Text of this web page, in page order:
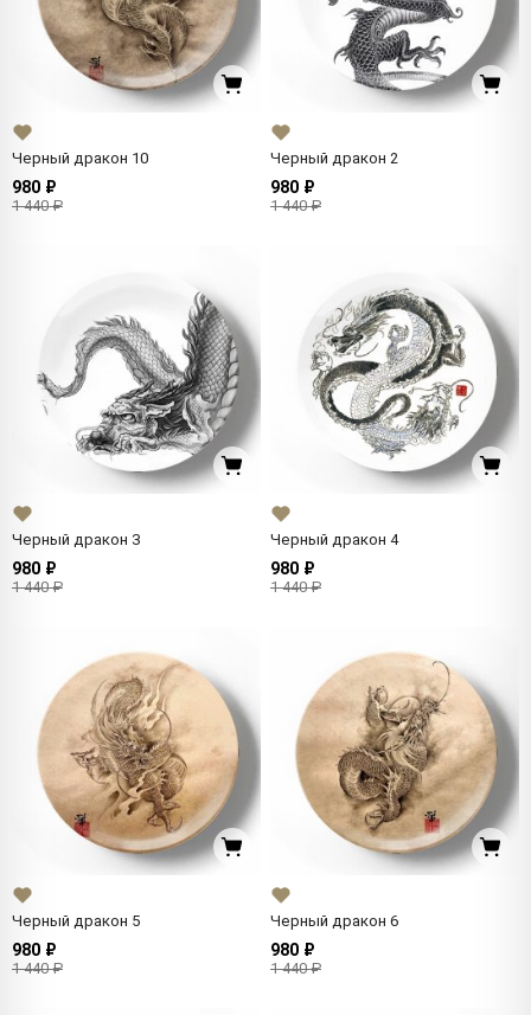
Черный дракон 10
980 ₽
1 440 ₽
Черный дракон 2
980 ₽
1 440 ₽
Черный дракон 3
980 ₽
1 440 ₽
Черный дракон 4
980 ₽
1 440 ₽
Черный дракон 5
980 ₽
1 440 ₽
Черный дракон 6
980 ₽
1 440 ₽